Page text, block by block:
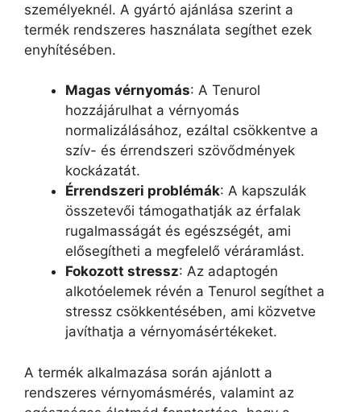
személyeknél. A gyártó ajánlása szerint a
termék rendszeres használata segíthet ezek
enyhítésében.
Magas vérnyomás: A Tenurol
hozzájárulhat a vérnyomás
normalizálásához, ezáltal csökkentve a
szív- és érrendszeri szövődmények
kockázatát.
Érrendszeri problémák: A kapszulák
összetevői támogathatják az érfalak
rugalmasságát és egészségét, ami
elősegítheti a megfelelő véráramlást.
Fokozott stressz: Az adaptogén
alkotóelemek révén a Tenurol segíthet a
stressz csökkentésében, ami közvetve
javíthatja a vérnyomásértékeket.
A termék alkalmazása során ajánlott a
rendszeres vérnyomásmérés, valamint az